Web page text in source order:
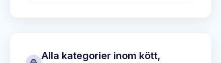
Alla kategorier inom kött,